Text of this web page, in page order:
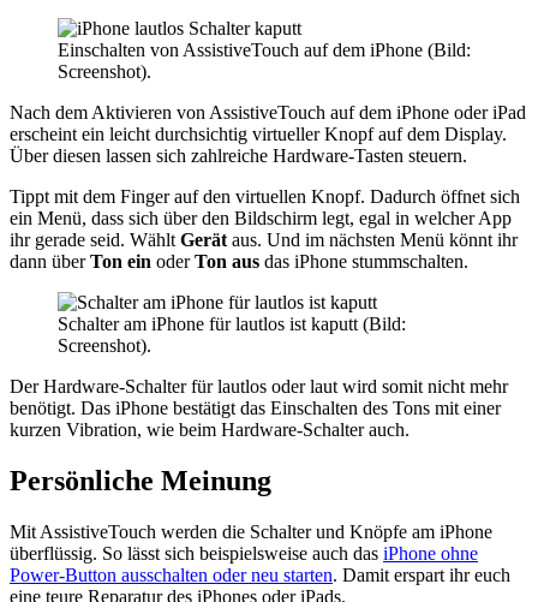
Einschalten von AssistiveTouch auf dem iPhone (Bild:
Screenshot).
Nach dem Aktivieren von AssistiveTouch auf dem iPhone oder iPad
erscheint ein leicht durchsichtig virtueller Knopf auf dem Display.
Über diesen lassen sich zahlreiche Hardware-Tasten steuern.
Tippt mit dem Finger auf den virtuellen Knopf. Dadurch öffnet sich
ein Menü, dass sich über den Bildschirm legt, egal in welcher App
ihr gerade seid. Wählt Gerät aus. Und im nächsten Menü könnt ihr
dann überTon ein oderTon aus das iPhone stummschalten.
Schalter am iPhone für lautlos ist kaputt (Bild:
Screenshot).
Der Hardware-Schalter für lautlos oder laut wird somit nicht mehr
benötigt. Das iPhone bestätigt das Einschalten des Tons mit einer
kurzen Vibration, wie beim Hardware-Schalter auch.
Persönliche Meinung
Mit AssistiveTouch werden die Schalter und Knöpfe am iPhone
überflüssig. So lässt sich beispielsweise auch das iPhone ohne
Power-Button ausschalten oder neu starten. Damit erspart ihr euch
eine teure Reparatur des iPhones oder iPads.